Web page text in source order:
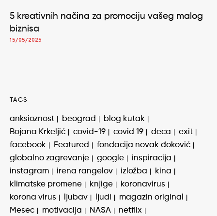
5 kreativnih načina za promociju vašeg malog
biznisa
15/05/2025
TAGS
anksioznost beograd
blog kutak
Bojana Krkeljić
covid-19 covid 19 deca
exit
facebook
Featured
fondacija novak đoković
globalno zagrevanje
google
inspiracija
instagram
irena rangelov izložba
kina
klimatske promene
knjige
koronavirus
korona virus
ljubav ljudi
magazin original
Mesec
motivacija NASA
netflix